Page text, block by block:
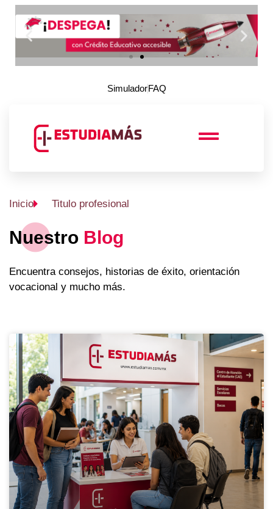
SimuladorFAQ
Inicio Titulo profesional
Nuestro Blog
Encuentra consejos, historias de éxito, orientación
vocacional y mucho más.